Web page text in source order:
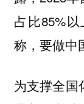
占比85%
称，要做中
为支撑全国